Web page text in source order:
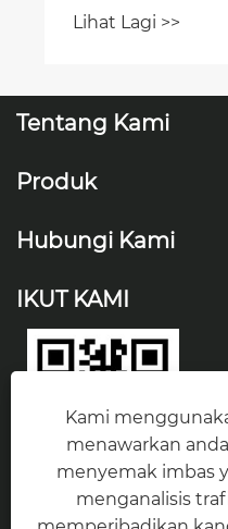
Lihat Lagi >>
Tentang Kami
Produk
Hubungi Kami
IKUT KAMI
Kami
menawarkan
menyemak imbas
menganalisis